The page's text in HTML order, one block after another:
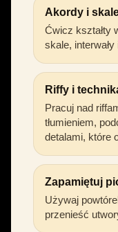
Akordy i
Ćwicz kształty
skale,
Riffy i
Pracuj nad
tłumieniem,
detalami, które
Zapamiętuj
Używaj
przenieść